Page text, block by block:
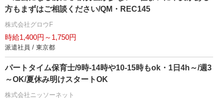
方もまずはご相談ください/QM・REC145
株式会社グロウF
時給1,400円～1,750円
派遣社員 / 東京都
パートタイム保育士/9時-14時や10-15時もok・1日4h～/週3
～OK/夏休み明けスタートOK
株式会社ニッソーネット